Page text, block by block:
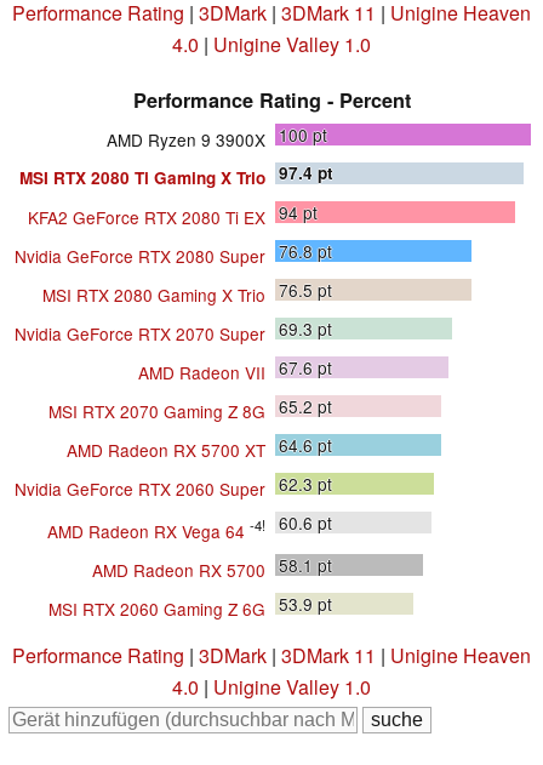
Performance Rating | 3DMark | 3DMark 11 | Unigine Heaven
4.0 | Unigine Valley 1.0
Performance Rating - Percent
AMD Ryzen 9 3900X 100pt
MSI RTX 2080 Ti Gaming X Trio 97.4 pt
KFA2 GeForce RTX 2080 Ti EX 94 pt
Nvidia GeForce RTX 2080 Super 76.8pt
MSI RTX 2080 Gaming X Trio 76.5 pt
Nvidia GeForce RTX 2070 Super 69.3 pt
AMD Radeon VII 67.6 pt
MSI RTX 2070 Gaming Z 8G 65.2 pt
AMD Radeon RX 5700 XT 64.6 pt
Nvidia GeForce RTX 2060 Super 62.3 pt
AMD Radeon RX Vega 64 -4! 60.6 pt
AMD Radeon RX 5700 58.1 pt
MSI RTX 2060 Gaming Z 6G 53.9 pt
Performance Rating | 3DMark | 3DMark 11 | Unigine Heaven
4.0 | Unigine Valley 1.0